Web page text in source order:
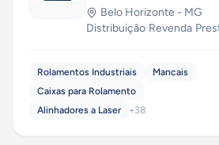
Belo Horizonte - MG
Distribuição·Revenda·
Rolamentos Industriais
Mancais
Caixas para Rolamento
Alinhadores a Laser
+38